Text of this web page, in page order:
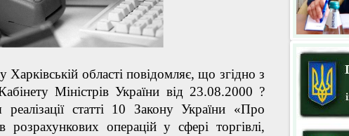
області повідомляє, що згідно з
Міністрів України від 23.08.2000 ?
статті 10 Закону України «Про
розрахункових операцій у сфері торгівлі,